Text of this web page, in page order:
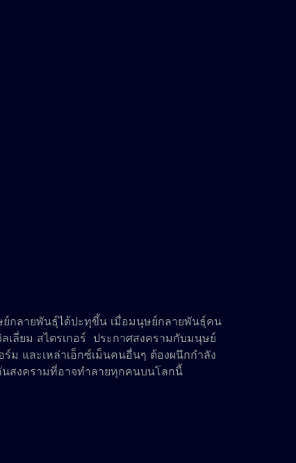
ย์กลายพันธุ์ได้ปะทุขึ้น เมื่อมนุษย์กลายพันธุ์คน
เลี่ยม สไตรเกอร์ ประกาศสงครามกับมนุษย์
ม และเหล่าเอ็กซ์เม็นคนอื่นๆ ต้องผนึกกำลัง
นสงครามที่อาจทำลายทุกคนบนโลกนี้